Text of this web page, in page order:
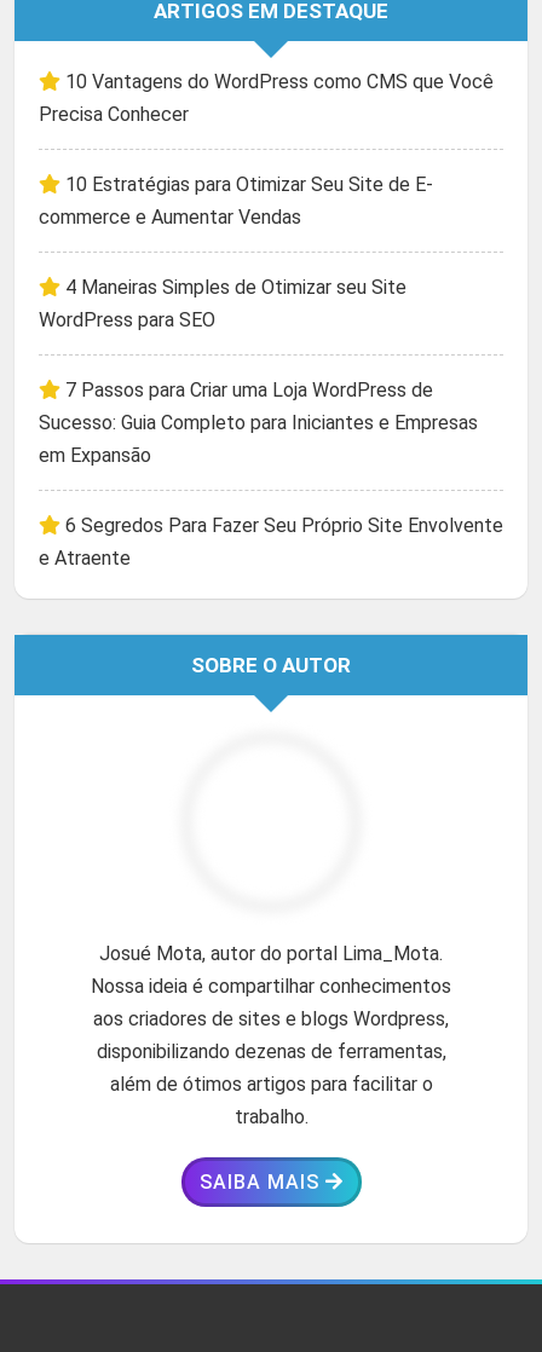
ARTIGOS EM DESTAQUE
10 Vantagens do WordPress como CMS que Você
Precisa Conhecer
10 Estratégias para Otimizar Seu Site de E-
commerce e Aumentar Vendas
4 Maneiras Simples de Otimizar seu Site
WordPress para SEO
7 Passos para Criar uma Loja WordPress de
Sucesso: Guia Completo para Iniciantes e Empresas
em Expansão
6 Segredos Para Fazer Seu Próprio Site Envolvente
e Atraente
SOBRE O AUTOR
Josué Mota, autor do portal Lima_Mota.
Nossa ideia é compartilhar conhecimentos
aos criadores de sites e blogs Wordpress,
disponibilizando dezenas de ferramentas,
além de ótimos artigos para facilitar o
trabalho.
SAIBA MAIS